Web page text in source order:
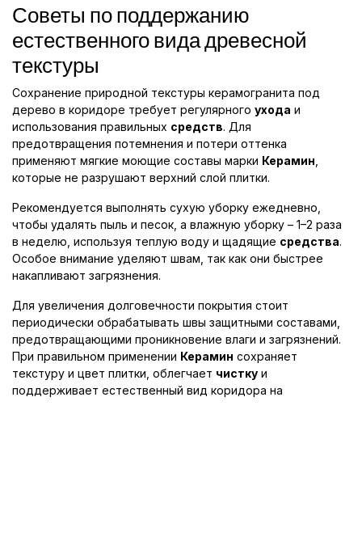
Советы по поддержанию
естественного вида древесной
текстуры
Сохранение природной текстуры керамогранита под
дерево в коридоре требует регулярного ухода и
использования правильных средств. Для
предотвращения потемнения и потери оттенка
применяют мягкие моющие составы марки Керамин
которые не разрушают верхний слой плитки.
Рекомендуется выполнять сухую уборку ежедневно,
чтобы удалять пыль и песок, а влажную уборку – 1–2 раза
в неделю, используя теплую воду и щадящие средства.
Особое внимание уделяют швам, так как они быстрее
накапливают загрязнения.
Для увеличения долговечности покрытия стоит
периодически обрабатывать швы защитными составами,
предотвращающими проникновение влаги и загрязнений.
При правильном применении Керамин сохраняет
текстуру и цвет плитки, облегчает чистку и
поддерживает естественный вид коридора на